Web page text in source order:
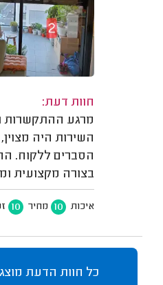
חוות דעת:
מרגע ההתקשרות
השירות היה
הסברים ללקוח.
בצורה מקצועית
איכות 10 מחיר 10
כל חוות הדעת